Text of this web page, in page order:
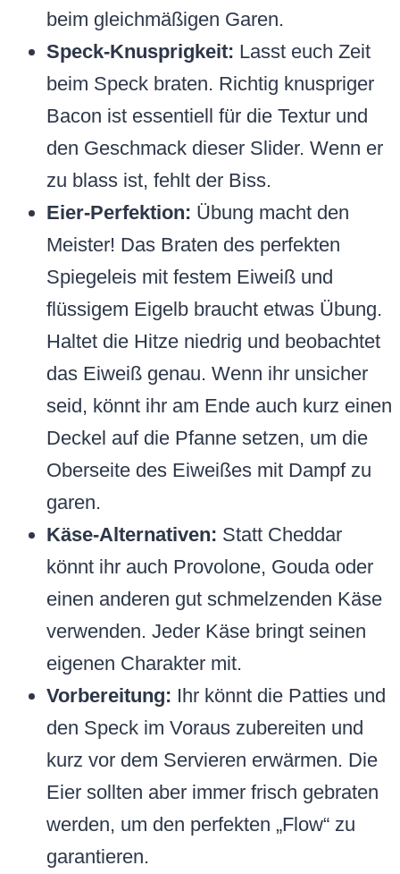
beim gleichmäßigen Garen.
Speck-Knusprigkeit: Lasst euch Zeit
beim Speck braten. Richtig knuspriger
Bacon ist essentiell für die Textur und
den Geschmack dieser Slider. Wenn er
zu blass ist, fehlt der Biss.
Eier-Perfektion: Übung macht den
Meister! Das Braten des perfekten
Spiegeleis mit festem Eiweiß und
flüssigem Eigelb braucht etwas Übung.
Haltet die Hitze niedrig und beobachtet
das Eiweiß genau. Wenn ihr unsicher
seid, könnt ihr am Ende auch kurz einen
Deckel auf die Pfanne setzen, um die
Oberseite des Eiweißes mit Dampf zu
garen.
Käse-Alternativen: Statt Cheddar
könnt ihr auch Provolone, Gouda oder
einen anderen gut schmelzenden Käse
verwenden. Jeder Käse bringt seinen
eigenen Charakter mit.
Vorbereitung: Ihr könnt die Patties und
den Speck im Voraus zubereiten und
kurz vor dem Servieren erwärmen. Die
Eier sollten aber immer frisch gebraten
werden, um den perfekten „Flow“ zu
garantieren.